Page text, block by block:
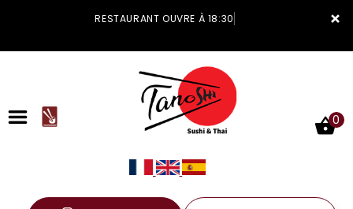
×
RESTAURANT OUVRE À 18:30
0